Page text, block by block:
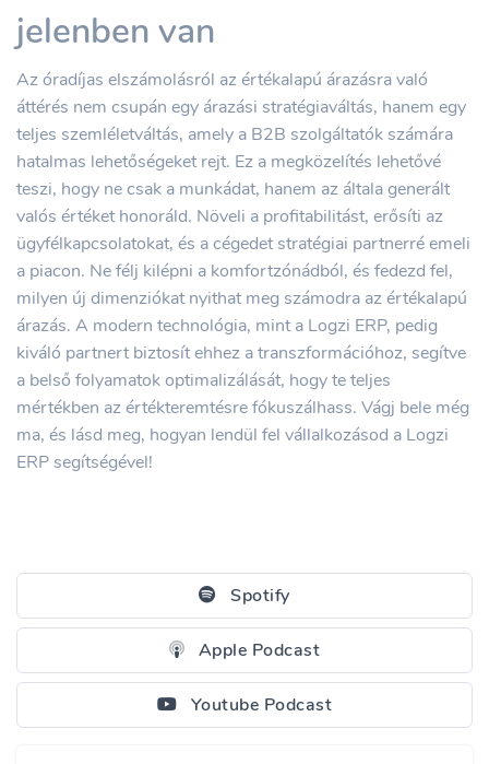
jelenben van
Az óradíjas elszámolásról az értékalapú árazásra való
áttérés nem csupán egy árazási stratégiaváltás, hanem egy
teljes szemléletváltás, amely a B2B szolgáltatók számára
hatalmas lehetőségeket rejt. Ez a megközelítés lehetővé
teszi, hogy ne csak a munkádat, hanem az általa generált
valós értéket honoráld. Növeli a profitabilitást, erősíti az
ügyfélkapcsolatokat, és a cégedet stratégiai partnerré emeli
a piacon. Ne félj kilépni a komfortzónádból, és fedezd fel,
milyen új dimenziókat nyithat meg számodra az értékalapú
árazás. A modern technológia, mint a Logzi ERP, pedig
kiváló partnert biztosít ehhez a transzformációhoz, segítve
a belső folyamatok optimalizálását, hogy te teljes
mértékben az értékteremtésre fókuszálhass. Vágj bele még
ma, és lásd meg, hogyan lendül fel vállalkozásod a Logzi
ERP segítségével!
Spotify
Apple Podcast
Youtube Podcast